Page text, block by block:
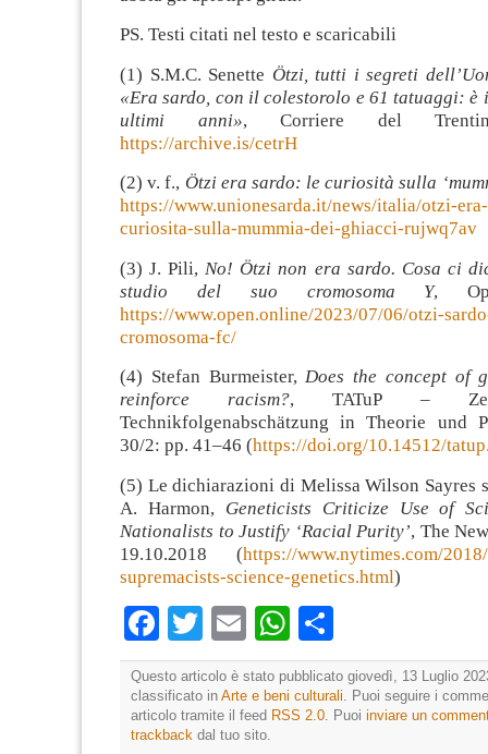
PS. Testi citati nel testo e scaricabili
(1) S.M.C. Senette Ötzi, tutti i segreti
«Era sardo, con il colestorolo e 61 tatuaggi: è
ultimi anni», Corriere del
https://archive.is/cetrH
(2) v. f., Ötzi era sardo: le curiosità sulla
https://www.unionesarda.it/news/italia/otzi-
curiosita-sulla-mummia-dei-ghiacci-rujwq7av
(3) J. Pili, No! Ötzi non era sardo. Cosa ci
studio del suo cromosoma Y,
https://www.open.online/2023/07/06/otzi-
cromosoma-fc/
(4) Stefan Burmeister,Does the concept of
reinforce racism?, TATuP –
Technikfolgenabschätzung in Theorie und
30/2: pp. 41–46 (https://doi.org/10.14512/
(5) Le dichiarazioni di Melissa Wilson Sayres
A. Harmon, Geneticists Criticize Use of
Nationalists to Justify ʻRacial Purityʼ, The
19.10.2018 (https://www.nytimes.com/
supremacists-science-genetics.html)
Facebook
Twitter
EmailWhatsApp
Questo articolo è stato pubblicato giovedì, 13 Luglio
classificato in Arte e beni culturali . Puoi seguire i
articolo tramite il feed RSS 2.0 . Puoi inviare un
trackback dal tuo sito.